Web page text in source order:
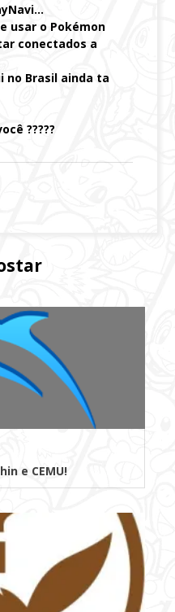
usar o Pokémon
conectados a
no Brasil ainda ta
?????
e CEMU!